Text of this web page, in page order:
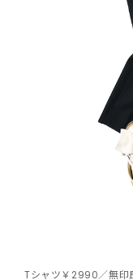
Tシャツ￥2990／無印